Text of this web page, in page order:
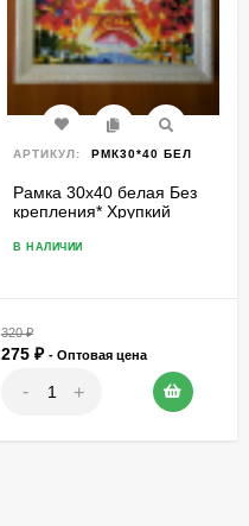
АРТИКУЛ: РМК30*40 БЕЛ
Рамка 30х40 белая Без
крепления* Хрупкий
В НАЛИЧИИ
320₽
275 ₽ - Оптовая цена
- +